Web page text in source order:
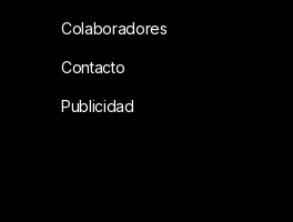
Colaboradores
Contacto
Publicidad